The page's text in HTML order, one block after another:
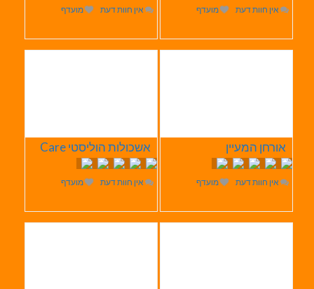
אין חוות דעת מועדף אין חוות דעת מועדף
אורחן המעיין
אין חוות דעת מועדף
אשכולות הוליסטי Care
אין חוות דעת מועדף